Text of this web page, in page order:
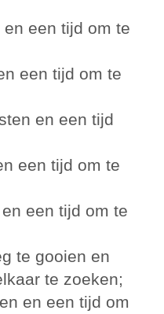
een tijd om te
een tijd om te
en een tijd
een tijd om te
een tijd om te
te gooien en
te zoeken;
en een tijd om